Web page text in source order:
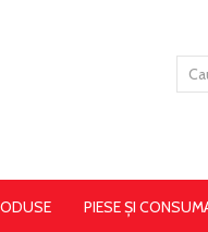
PIESE ȘI